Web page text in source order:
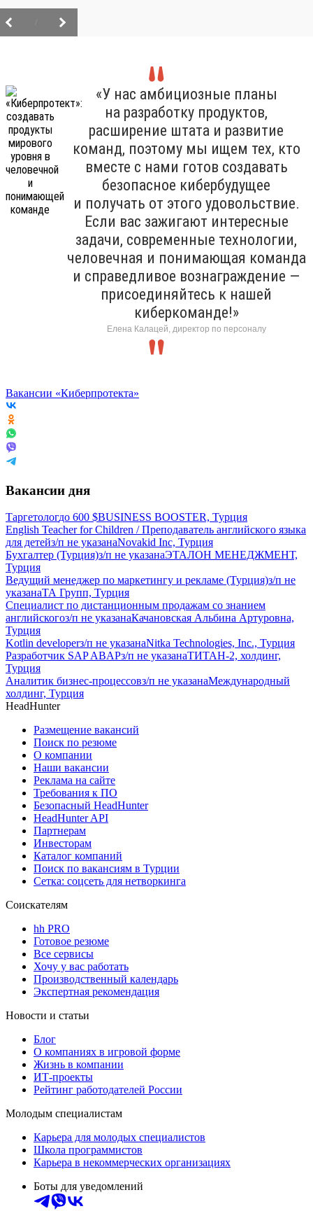
«У нас амбициозные планы
на разработку продуктов,
расширение штата и развитие
команд, поэтому мы ищем тех, кто
вместе с нами готов создавать
безопасное кибербудущее
и получать от этого удовольствие.
Если вас зажигают интересные
задачи, современные технологии,
человечная и понимающая команда
и справедливое вознаграждение —
присоединяйтесь к нашей
киберкоманде!»
Елена Калацей, директор по персоналу
Вакансии «Киберпротекта»
Вакансии дня
Таргетологдо 600 $BUSINESS BOOSTER, Турция
English Teacher for Children / Преподаватель английского языка
для детейз/п не указанаNovakid Inc, Турция
Бухгалтер (Турция)з/п не указанаЭТАЛОН МЕНЕДЖМЕНТ,
Турция
Ведущий менеджер по маркетингу и рекламе (Турция)з/п не
указанаТА Групп, Турция
Специалист по дистанционным продажам со знанием
английскогоз/п не указанаКачановская Альбина Артуровна,
Турция
Kotlin developerз/п не указанаNitka Technologies, Inc., Турция
Разработчик SAP ABAPз/п не указанаТИТАН-2, холдинг,
Турция
Аналитик бизнес-процессовз/п не указанаМеждународный
холдинг, Турция
HeadHunter
Размещение вакансий
Поиск по резюме
О компании
Наши вакансии
Реклама на сайте
Требования к ПО
Безопасный HeadHunter
HeadHunter API
Партнерам
Инвесторам
Каталог компаний
Поиск по вакансиям в Турции
Сетка: соцсеть для нетворкинга
Соискателям
hh PRO
Готовое резюме
Все сервисы
Хочу у вас работать
Производственный календарь
Экспертная рекомендация
Новости и статьи
Блог
О компаниях в игровой форме
Жизнь в компании
ИТ-проекты
Рейтинг работодателей России
Молодым специалистам
Карьера для молодых специалистов
Школа программистов
Карьера в некоммерческих организациях
Боты для уведомлений